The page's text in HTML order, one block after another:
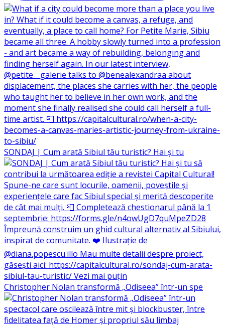
SONDAJ | Cum arată Sibiul tău turistic? Hai și tu
Christopher Nolan transformă „Odiseea” într-un spe